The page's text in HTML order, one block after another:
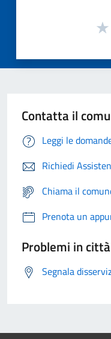
Contatta il
Leggi le
Richiedi
Chiama il
Prenota un
Problemi in città
Segnala